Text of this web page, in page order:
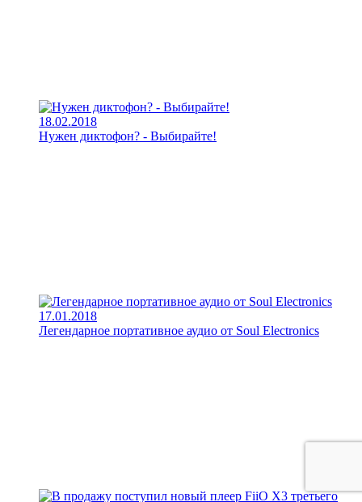
18.02.2018
Нужен диктофон? - Выбирайте!
17.01.2018
Легендарное портативное аудио от Soul Electronics